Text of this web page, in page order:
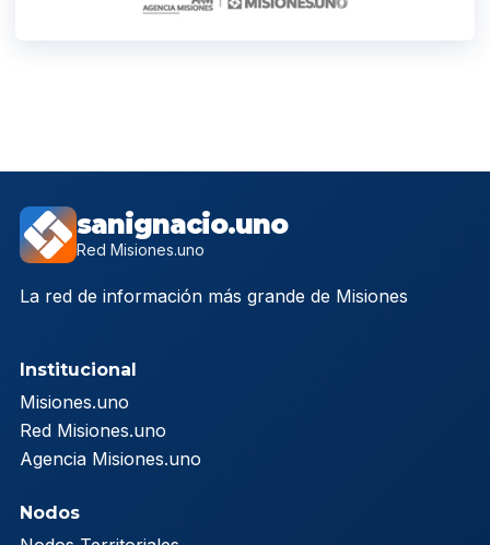
sanignacio.uno
Red Misiones.uno
La red de información más grande de Misiones
Institucional
Misiones.uno
Red Misiones.uno
Agencia Misiones.uno
Nodos